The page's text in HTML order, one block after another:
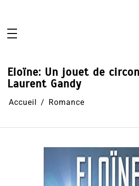
Eloïne: Un jouet de
Laurent Gandy
Accueil Romance